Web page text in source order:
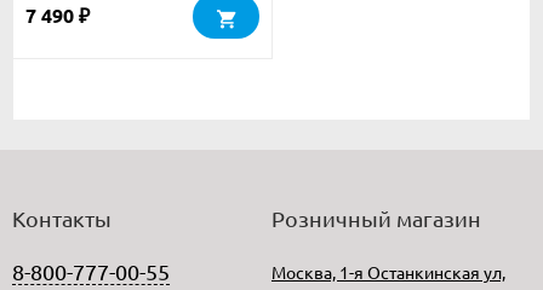
7 490 ₽
Контакты
8-800-777-00-55
Розничный магазин
Москва, 1-я Останкинская ул,